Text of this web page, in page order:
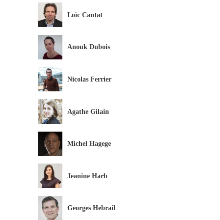
Loïc Cantat
Anouk Dubois
Nicolas Ferrier
Agathe Gilain
Michel Hagege
Jeanine Harb
Georges Hebrail